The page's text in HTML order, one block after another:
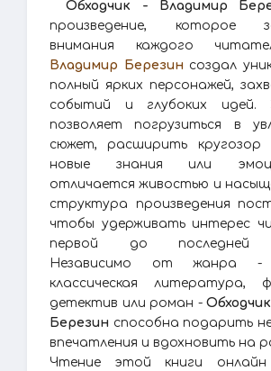
Обходчик - Владимир
произведение, которое
внимания каждого
Владимир Березин создал
полный ярких персонажей,
событий и глубоких идей.
позволяет погрузиться в
сюжет, расширить кругозор
новые знания или
отличается живостью и
структура произведения
чтобы удерживать интерес
первой до последней
Независимо от жанра
классическая литература,
детектив или роман -
Березин способна подарить
впечатления и вдохновить на
Чтение этой книги